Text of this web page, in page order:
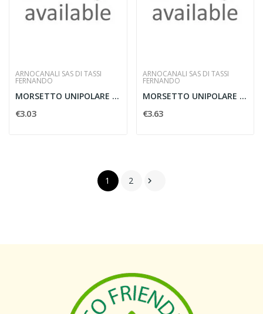
ARNOCANALI SAS DI TASSI
FERNANDO
MORSETTO UNIPOLARE 10POLI X 10 MMQ
€3.03
ARNOCANALI SAS DI TASSI
FERNANDO
MORSETTO UNIPOLARE 5 FORI X 6 MMQ
€3.63
1 2 